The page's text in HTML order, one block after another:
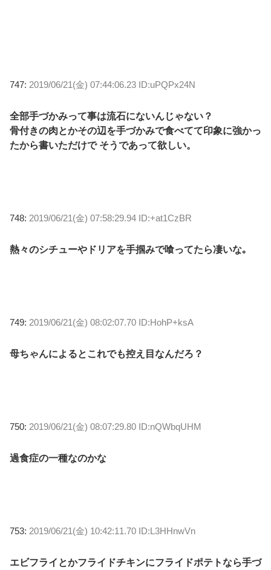
747: 2019/06/21(金) 07:44:06.23 ID:uPQPx24N
全部手づかみって事は流石にないんじゃない？
骨付きの肉とかその辺を手づかみで食べてて印象に強かっ
たから書いただけで そうであって欲しい。
748: 2019/06/21(金) 07:58:29.94 ID:+at1CzBR
熱々のシチューやドリアを手掴みで喰ってたら凄いな｡
749: 2019/06/21(金) 08:02:07.70 ID:HohP+ksA
母ちゃんによるとこれでも控え目なんだろ？
750: 2019/06/21(金) 08:07:29.80 ID:nQWbqUHM
過食症の一種なのかな
753: 2019/06/21(金) 10:42:11.70 ID:L3HHnwVn
エビフライとかフライドチキンにフライドポテトなら手づ